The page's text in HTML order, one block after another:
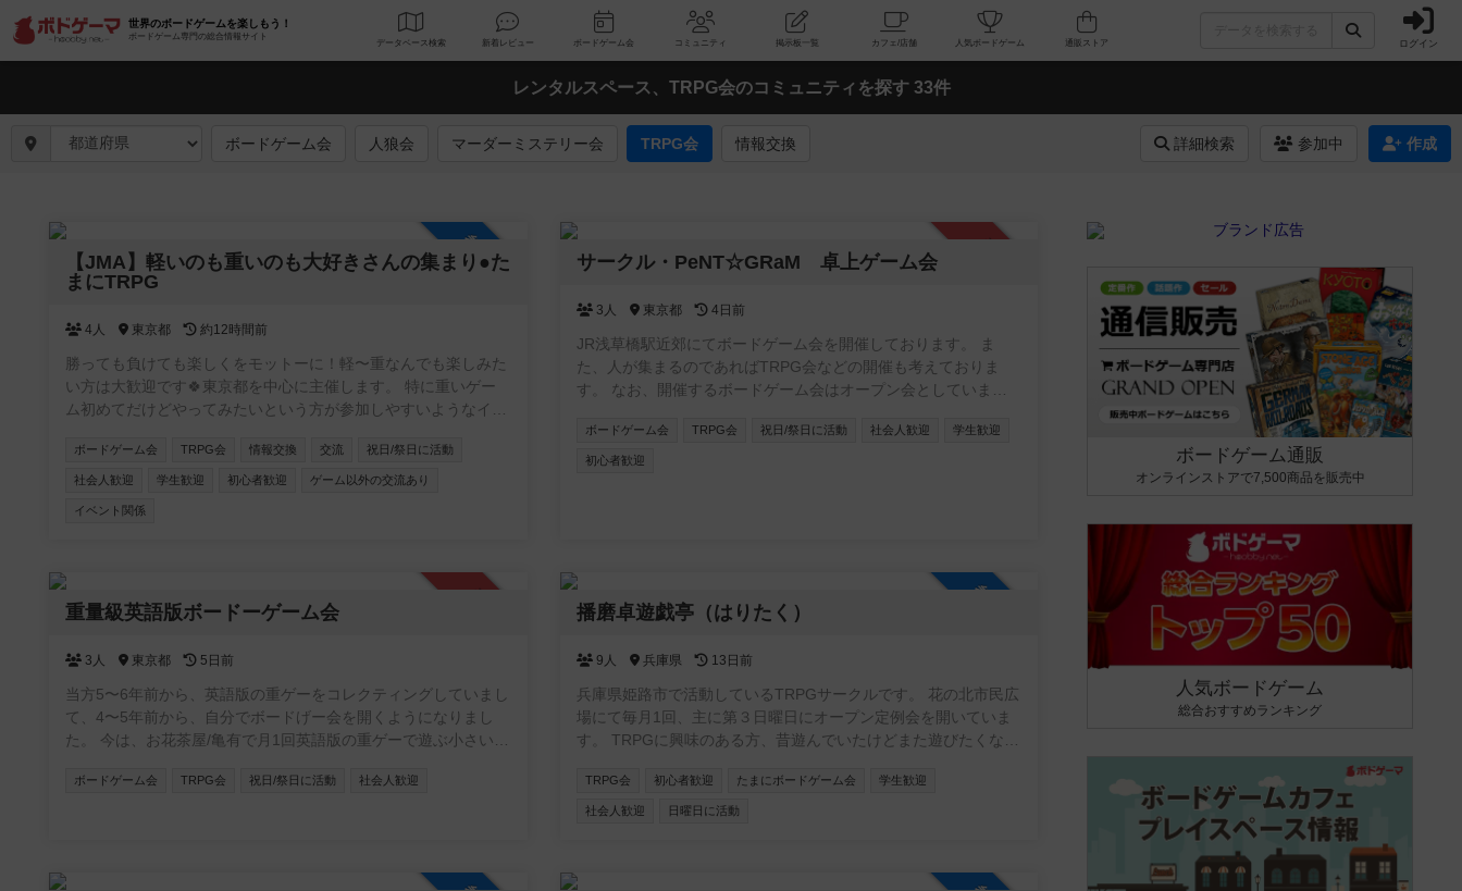
世界のボードゲームを楽しもう！
ボードゲーム専門の総合情報サイト
データベース 検索 新着レビュー ボードゲーム会 コミュニティ 掲示板一覧 カフェ/店舗 人気ボードゲーム ログイン
レンタルスペース、TRPG会のコミュニティを探す 33件
ボードゲーム会 人狼会 マーダーミステリー会 TRPG会 情報交換 詳細検索 参加中 作成
参加自由
【JMA】軽いのも重いのも大好きさんの集まり●た
まにTRPG
4人 東京都 約12時間前
勝っても負けても楽しくをモットーに！軽〜重なんでも楽しみた
い方は大歓迎です🍀東京都を中心に主催します。 特に重いゲー
ム初めてだけどやってみたいという方が参加しやすいようなイベ
が、毎月新しいボドゲ開拓しているのでリクエストやおすすめも
受け付けます✨
ボードゲーム会 TRPG会 情報交換 交流 祝日/祭日に活動
社会人歓迎 学生歓迎 初心者歓迎 ゲーム以外の交流あり
イベント関係
サークル・PeNT☆GRaM 卓上ゲーム会
3人 東京都 4日前
JR浅草橋駅近郊にてボードゲーム会を開催しております。 ま
た、人が集まるのであればTRPG会などの開催も考えておりま
す。 なお、開催するボードゲーム会はオープン会としています
したことがあること」となります。先にコミュニティに参加して
空気感確かめたい、みたいなことは出来ませんのでご了承願いま
ボードゲーム会 TRPG会 祝日/祭日に活動 社会人歓迎 学生歓迎
初心者歓迎
重量級英語版ボードーゲーム会
3人 東京都 5日前
当方5〜6年前から、英語版の重ゲーをコレクティングしていまし
て、4〜5年前から、自分でボードげー会を開くようになりまし
た。 今は、お花茶屋/亀有で月1回英語版の重ゲーで遊ぶ小さいイ
集まって、遊んでいます。 ボードゲーは持ち込みOKですし、当
ボードゲーム会 TRPG会 祝日/祭日に活動 社会人歓迎
播磨卓遊戯亭（はりたく）
9人 兵庫県 13日前
兵庫県姫路市で活動しているTRPGサークルです。 花の北市民広
場にて毎月1回、主に第３日曜日にオープン定例会を開いていま
す。 TRPGに興味のある方、昔遊んでいたけどまた遊びたくなっ
ていただいてます花の北市民広場では、室内での飲食が制限され
ております。 以下の点をご留意ください。 ・飲み物はフタので
幾つかありますが、コンビニまでは600mほどの距離がありま
TRPG会 初心者歓迎 たまにボードゲーム会 学生歓迎
社会人歓迎 日曜日に活動
ボードゲーム通販
オンラインストアで7,500商品を販売中
人気ボードゲーム
総合おすすめランキング